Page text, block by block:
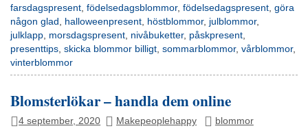
farsdagspresent ,födelsedagsblommor,födelsedagspresent ,göra
någon glad
halloweenpresent höstblommor, julblommor,
julklapp morsdagspresent nivåbuketter, påskpresent
presenttips ,skicka blommor billigt ,sommarblommor,vårblommor,
vinterblommor
Blomsterlökar – handla dem online
4 september, 2020 Makepeoplehappy blommor